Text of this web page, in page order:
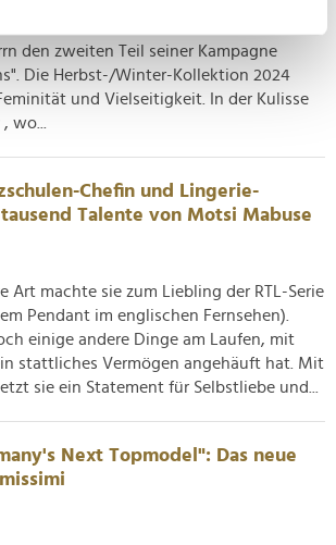
(Fingerprinting) identifizieren
darüber, wie Ihre persönlichen Daten
und legen Sie Ihre Präferenzen im
um Inhalte und Anzeigen zu
für soziale Medien anbieten
Zugriffe auf unsere Website zu
Website an unsere Partner für
und Analysen weiter. Unsere
Informationen möglicherweise mit
die Sie ihnen bereitgestellt
im Rahmen Ihrer Nutzung der Dienste
den zweiten Teil seiner Kampagne
Die Herbst-/Winter-Kollektion 2024
und Vielseitigkeit. In der Kulisse
wo...
Chefin und Lingerie-
Talente von Motsi Mabuse
Art machte sie zum Liebling der RTL-Serie
Pendant im englischen Fernsehen).
einige andere Dinge am Laufen, mit
stattliches Vermögen angehäuft hat. Mit
sie ein Statement für Selbstliebe und...
Next Topmodel": Das neue